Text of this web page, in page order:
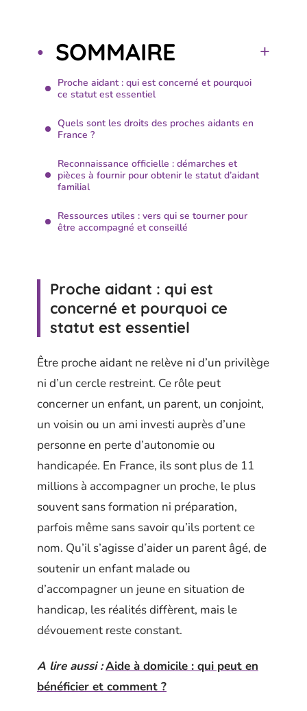
SOMMAIRE
Proche aidant : qui est concerné et pourquoi
ce statut est essentiel
Quels sont les droits des proches aidants en
France ?
Reconnaissance officielle : démarches et
pièces à fournir pour obtenir le statut d’aidant
familial
Ressources utiles : vers qui se tourner pour
être accompagné et conseillé
Proche aidant : qui est
concerné et pourquoi ce
statut est essentiel
Être proche aidant ne relève ni d’un privilège
ni d’un cercle restreint. Ce rôle peut
concerner un enfant, un parent, un conjoint,
un voisin ou un ami investi auprès d’une
personne en perte d’autonomie ou
handicapée. En France, ils sont plus de 11
millions à accompagner un proche, le plus
souvent sans formation ni préparation,
parfois même sans savoir qu’ils portent ce
nom. Qu’il s’agisse d’aider un parent âgé, de
soutenir un enfant malade ou
d’accompagner un jeune en situation de
handicap, les réalités diffèrent, mais le
dévouement reste constant.
A lire aussi :Aide à domicile : qui peut en
bénéficier et comment ?